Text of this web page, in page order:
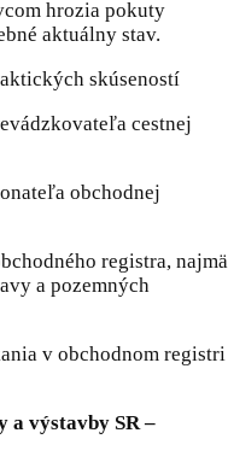
hrozia pokuty
aktuálny stav.
skúseností
cestnej
obchodnej
registra, najmä
a pozemných
v obchodnom registri
a výstavby SR –